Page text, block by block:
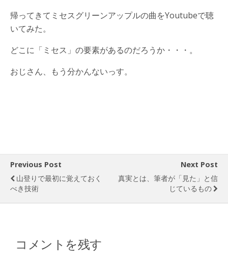
帰ってきてミセスグリーンアップルの曲をYoutubeで聴
いてみた。
どこに「ミセス」の要素があるのだろうか・・・。
おじさん、もう分かんないっす。
Previous Post
山登りで最初に覚えておく
べき技術
Next Post
真実とは、筆者が「見た」と信
じているもの
コメントを残す